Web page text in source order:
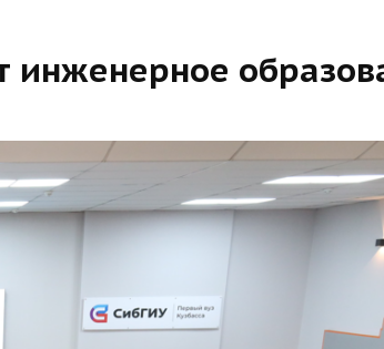
инженерное